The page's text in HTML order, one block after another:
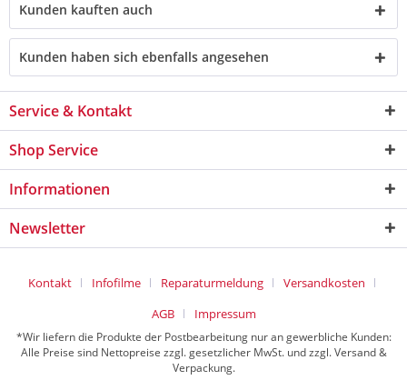
Kunden kauften auch
Kunden haben sich ebenfalls angesehen
Service & Kontakt
Shop Service
Informationen
Newsletter
Kontakt Infofilme Reparaturmeldung
Versandkosten
AGB
Impressum
*Wir liefern die Produkte der Postbearbeitung nur an gewerbliche Kunden:
Alle Preise sind Nettopreise zzgl. gesetzlicher MwSt. und zzgl. Versand &
Verpackung.